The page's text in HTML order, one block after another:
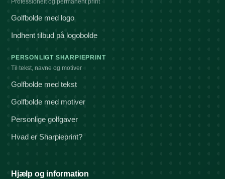
Professionelt og permanent print
Golfbolde med logo
Indhent tilbud på logobolde
PERSONLIGT SHARPIEPRINT
Til tekst, navne og motiver
Golfbolde med tekst
Golfbolde med motiver
Personlige golfgaver
Hvad er Sharpieprint?
Hjælp og information